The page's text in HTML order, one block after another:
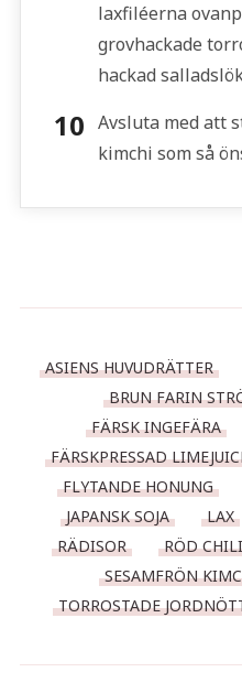
laxfiléerna
grovhackade
hackad
Avsluta med att
kimchi som så
ASIENS HUVUDRÄTTER
BRUN FARIN
FÄRSK INGEFÄRA
FÄRSKPRESSAD
FLYTANDE HONUNG
JAPANSK SOJA
LAX
RÄDISOR
RÖD
SESAMFRÖN
TORROSTADE